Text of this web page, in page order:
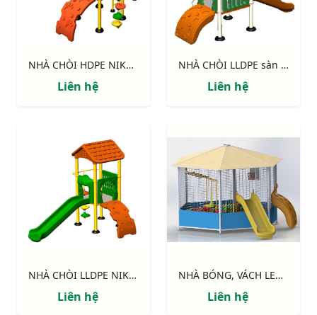
NHÀ CHÒI HDPE NIK114041M
Liên hệ
NHÀ CHÒI LLDPE sàn 900 NIK113040B
Liên hệ
NHÀ CHÒI LLDPE NIK113041N
Liên hệ
NHÀ BÓNG, VÁCH LEO, CẦU TRƯỢT NIK7905
Liên hệ